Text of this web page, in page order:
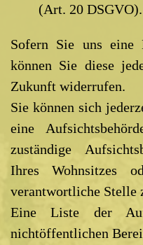
(Art. 20 DSGVO).
Sofern Sie uns eine
können Sie diese
Zukunft widerrufen.
Sie können sich
eine
zuständige
Ihres Wohnsitzes
verantwortliche Stelle
Eine Liste der
nichtöffentlichen